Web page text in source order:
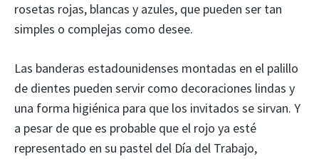
rosetas rojas, blancas y azules, que pueden ser tan
simples o complejas como desee.
Las banderas estadounidenses montadas en el palillo
de dientes pueden servir como decoraciones lindas y
una forma higiénica para que los invitados se sirvan. Y
a pesar de que es probable que el rojo ya esté
representado en su pastel del Día del Trabajo,